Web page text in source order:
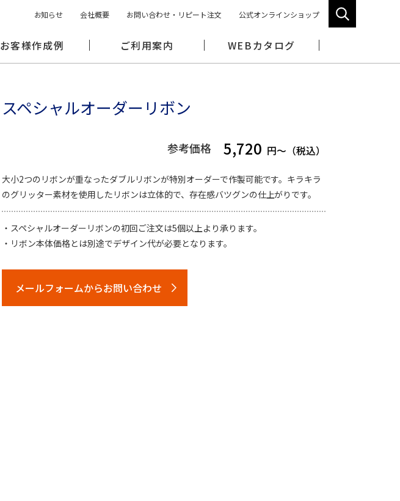
お客様作成例 ご利用案内 WEBカタログ
お知らせ 会社概要 お問い合わせ・リピート注文 公式オンラインショップ
スペシャルオーダーリボン
参考価格 5,720 円～（税込）
大小2つのリボンが重なったダブルリボンが特別オーダーで作製可能です。キラキラ
のグリッター素材を使用したリボンは立体的で、存在感バツグンの仕上がりです。
・スペシャルオーダーリボンの初回ご注文は5個以上より承ります。
・リボン本体価格とは別途でデザイン代が必要となります。
メールフォームからお問い合わせ